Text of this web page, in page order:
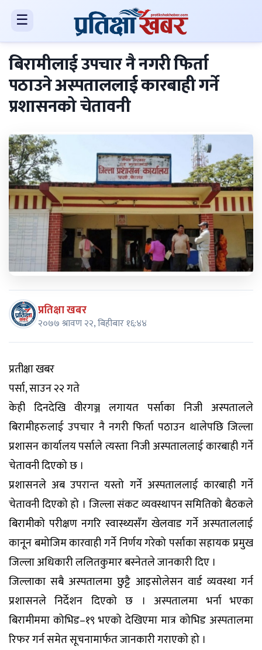
☰
बिरामीलाई उपचार नै नगरी फिर्ता
पठाउने अस्पताललाई कारबाही गर्ने
प्रशासनको चेतावनी
प्रतिक्षा खबर
२०७७ श्रावण २२, बिहीबार १६:४४
प्रतीक्षा खबर
पर्सा, साउन २२ गते
केही दिनदेखि वीरगञ्ज लगायत पर्साका निजी अस्पतालले
बिरामीहरुलाई उपचार नै नगरी फिर्ता पठाउन थालेपछि जिल्ला
प्रशासन कार्यालय पर्साले त्यस्ता निजी अस्पताललाई कारबाही गर्ने
चेतावनी दिएको छ ।
प्रशासनले अब उपरान्त यस्तो गर्ने अस्पताललाई कारबाही गर्ने
चेतावनी दिएको हो । जिल्ला संकट व्यवस्थापन समितिको बैठकले
बिरामीको परीक्षण नगरि स्वास्थ्यसँग खेलवाड गर्ने अस्पताललाई
कानून बमोजिम कारवाही गर्ने निर्णय गरेको पर्साका सहायक प्रमुख
जिल्ला अधिकारी ललितकुमार बस्नेतले जानकारी दिए ।
जिल्लाका सबै अस्पतालमा छुट्टै आइसोलेसन वार्ड व्यवस्था गर्न
प्रशासनले निर्देशन दिएको छ । अस्पतालमा भर्ना भएका
बिरामीममा कोभिड–१९ भएको देखिएमा मात्र कोभिड अस्पतालमा
रिफर गर्न समेत सूचनामार्फत जानकारी गराएको हो ।